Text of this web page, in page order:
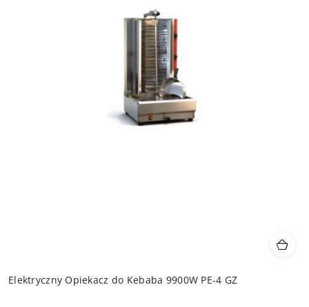
Elektryczny Opiekacz do Kebaba 9900W PE-4 GZ